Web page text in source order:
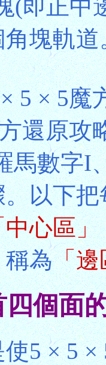
(即正中
塊軌道
5 × 5魔
還原攻
馬數字I
以下
中心區」
稱為「邊
個面
5 × 5